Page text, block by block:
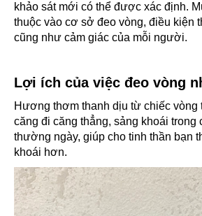
khảo sát mới có thể được xác định.
thuộc vào cơ sở đeo vòng, điều kiện
cũng như cảm giác của mỗi người.
Lợi ích của việc đeo vòng
Hương thơm thanh dịu từ chiếc vòng
căng đi căng thẳng, sảng khoái trong
thường ngày, giúp cho tinh thần bạn
khoái hơn.